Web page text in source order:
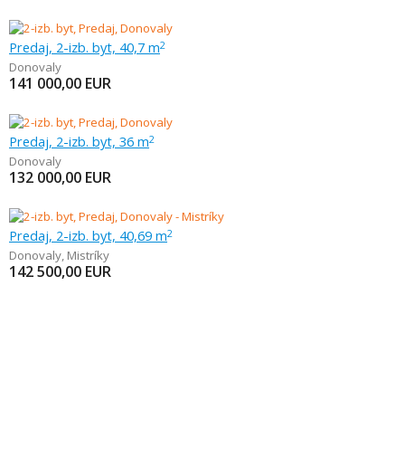
Predaj, 2-izb. byt, 40,7 m2
Donovaly
141 000,00 EUR
Predaj, 2-izb. byt, 36 m2
Donovaly
132 000,00 EUR
Predaj, 2-izb. byt, 40,69 m2
Donovaly, Mistríky
142 500,00 EUR